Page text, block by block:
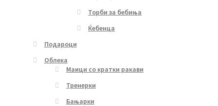
Торби за бебиња
Ќебенца
Подароци
Облека
Маици со кратки ракави
Тренерки
Бањарки